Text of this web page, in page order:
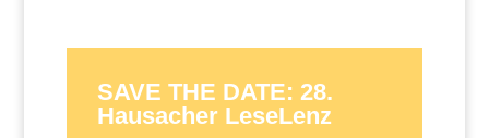
SAVE THE DATE: 28.
Hausacher LeseLenz